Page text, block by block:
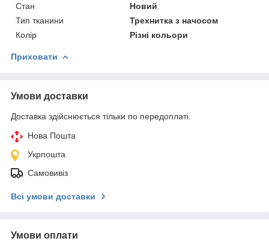
Стан
Новий
Тип тканини
Трехнитка з начосом
Колір
Різні кольори
Приховати
Умови доставки
Доставка здійснюється тільки по передоплаті.
Нова Пошта
Укрпошта
Самовивіз
Всі умови доставки
Умови оплати